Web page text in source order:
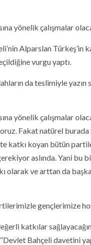
yönelik çalışmalar
Alparslan Türkeş’in
vurgu yaptı.
da teslimiyle yazın
yönelik çalışmalar
Fakat natürel burada
katkı koyan bütün
aslında. Yani bu
olarak ve arttan da
gençlerimize
katkılar
Bahçeli davetini